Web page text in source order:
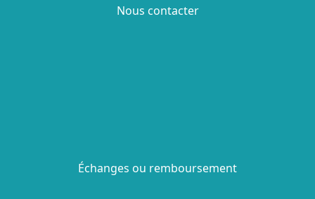
Nous contacter
Échanges ou remboursement